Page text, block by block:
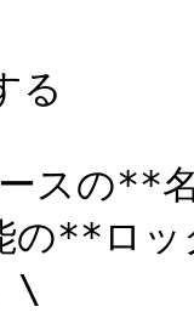
る
スの**
の**ロ
\